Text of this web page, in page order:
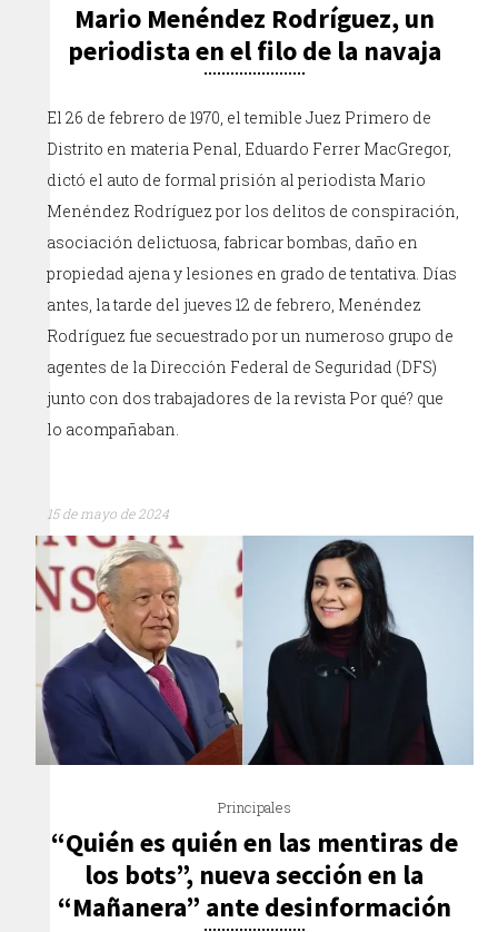
Mario Menéndez Rodríguez, un
periodista en el filo de la navaja
El 26 de febrero de 1970, el temible Juez Primero de
Distrito en materia Penal, Eduardo Ferrer MacGregor,
dictó el auto de formal prisión al periodista Mario
Menéndez Rodríguez por los delitos de conspiración,
asociación delictuosa, fabricar bombas, daño en
propiedad ajena y lesiones en grado de tentativa. Días
antes, la tarde del jueves 12 de febrero, Menéndez
Rodríguez fue secuestrado por un numeroso grupo de
agentes de la Dirección Federal de Seguridad (DFS)
junto con dos trabajadores de la revista Por qué? que
lo acompañaban.
15 de mayo de 2024
Principales
“Quién es quién en las mentiras de
los bots”, nueva sección en la
“Mañanera” ante desinformación